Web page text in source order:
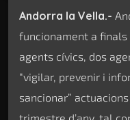
Andorra la Vella.-
funcionament a finals
agents cívics, dos
“vigilar, prevenir i
sancionar”